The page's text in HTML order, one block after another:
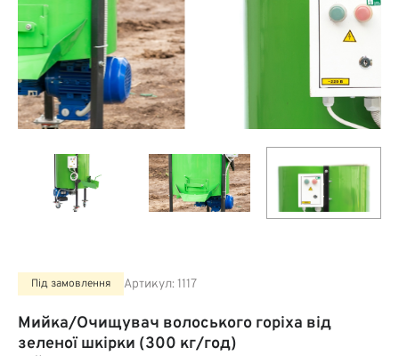
Під замовлення Артикул:1117
Мийка/Очищувач волоського горіха від
зеленої шкірки (300 кг/год)